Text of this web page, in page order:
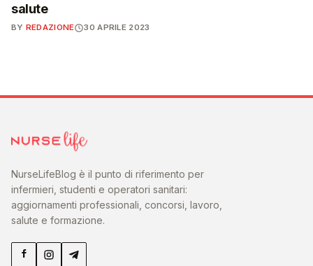
salute
BY REDAZIONE 30 APRILE 2023
NurseLifeBlog è il punto di riferimento per
infermieri, studenti e operatori sanitari:
aggiornamenti professionali, concorsi, lavoro,
salute e formazione.